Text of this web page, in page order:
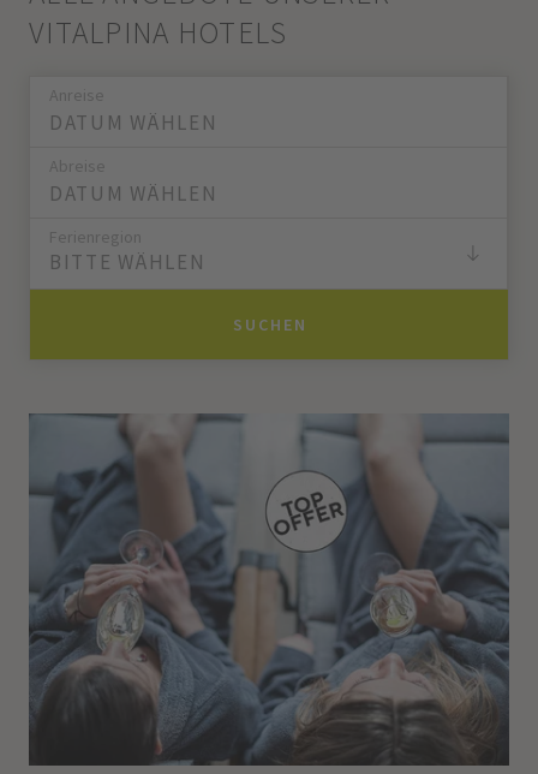
VITALPINA HOTELS
Anreise
Abreise
Ferienregion
BITTE WÄHLEN
SUCHEN